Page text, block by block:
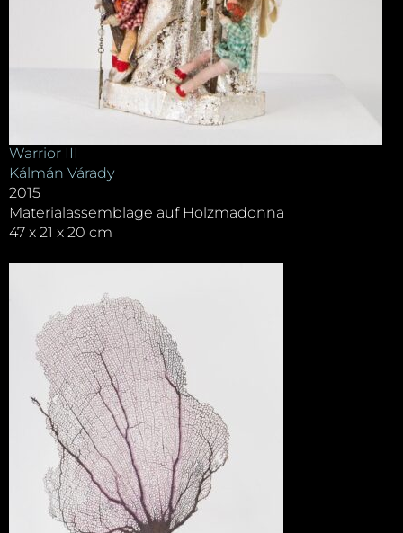
Warrior III
Kálmán Várady
2015
Materialassemblage auf Holzmadonna
47 x 21 x 20 cm